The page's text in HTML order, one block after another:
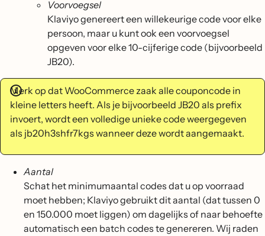
Voorvoegsel
Klaviyo genereert een willekeurige code voor elke
persoon, maar u kunt ook een voorvoegsel
opgeven voor elke 10-cijferige code (bijvoorbeeld
JB20).
Merk op dat WooCommerce zaak alle couponcode in
kleine letters heeft. Als je bijvoorbeeld JB20 als prefix
invoert, wordt een volledige unieke code weergegeven
als jb20h3shfr7kgs wanneer deze wordt aangemaakt.
Aantal
Schat het minimumaantal codes dat u op voorraad
moet hebben; Klaviyo gebruikt dit aantal (dat tussen 0
en 150.000 moet liggen) om dagelijks of naar behoefte
automatisch een batch codes te genereren. Wij raden